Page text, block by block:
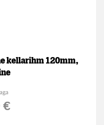
kellarihm 120mm,
€